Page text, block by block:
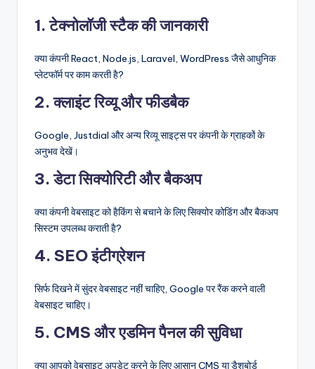
1. टेक्नोलॉजी स्टैक की जानकारी
क्या कंपनी React, Node.js, Laravel, WordPress जैसे आधुनिक
प्लेटफॉर्म पर काम करती है?
2. क्लाइंट रिव्यू और फीडबैक
Google, Justdial और अन्य रिव्यू साइट्स पर कंपनी के ग्राहकों के
अनुभव देखें।
3. डेटा सिक्योरिटी और बैकअप
क्या कंपनी वेबसाइट को हैकिंग से बचाने के लिए सिक्योर कोडिंग और बैकअप
सिस्टम उपलब्ध कराती है?
4. SEO इंटीग्रेशन
सिर्फ दिखने में सुंदर वेबसाइट नहीं चाहिए, Google पर रैंक करने वाली
वेबसाइट चाहिए।
5. CMS और एडमिन पैनल की सुविधा
क्या आपको वेबसाइट अपडेट करने के लिए आसान CMS या डैशबोर्ड